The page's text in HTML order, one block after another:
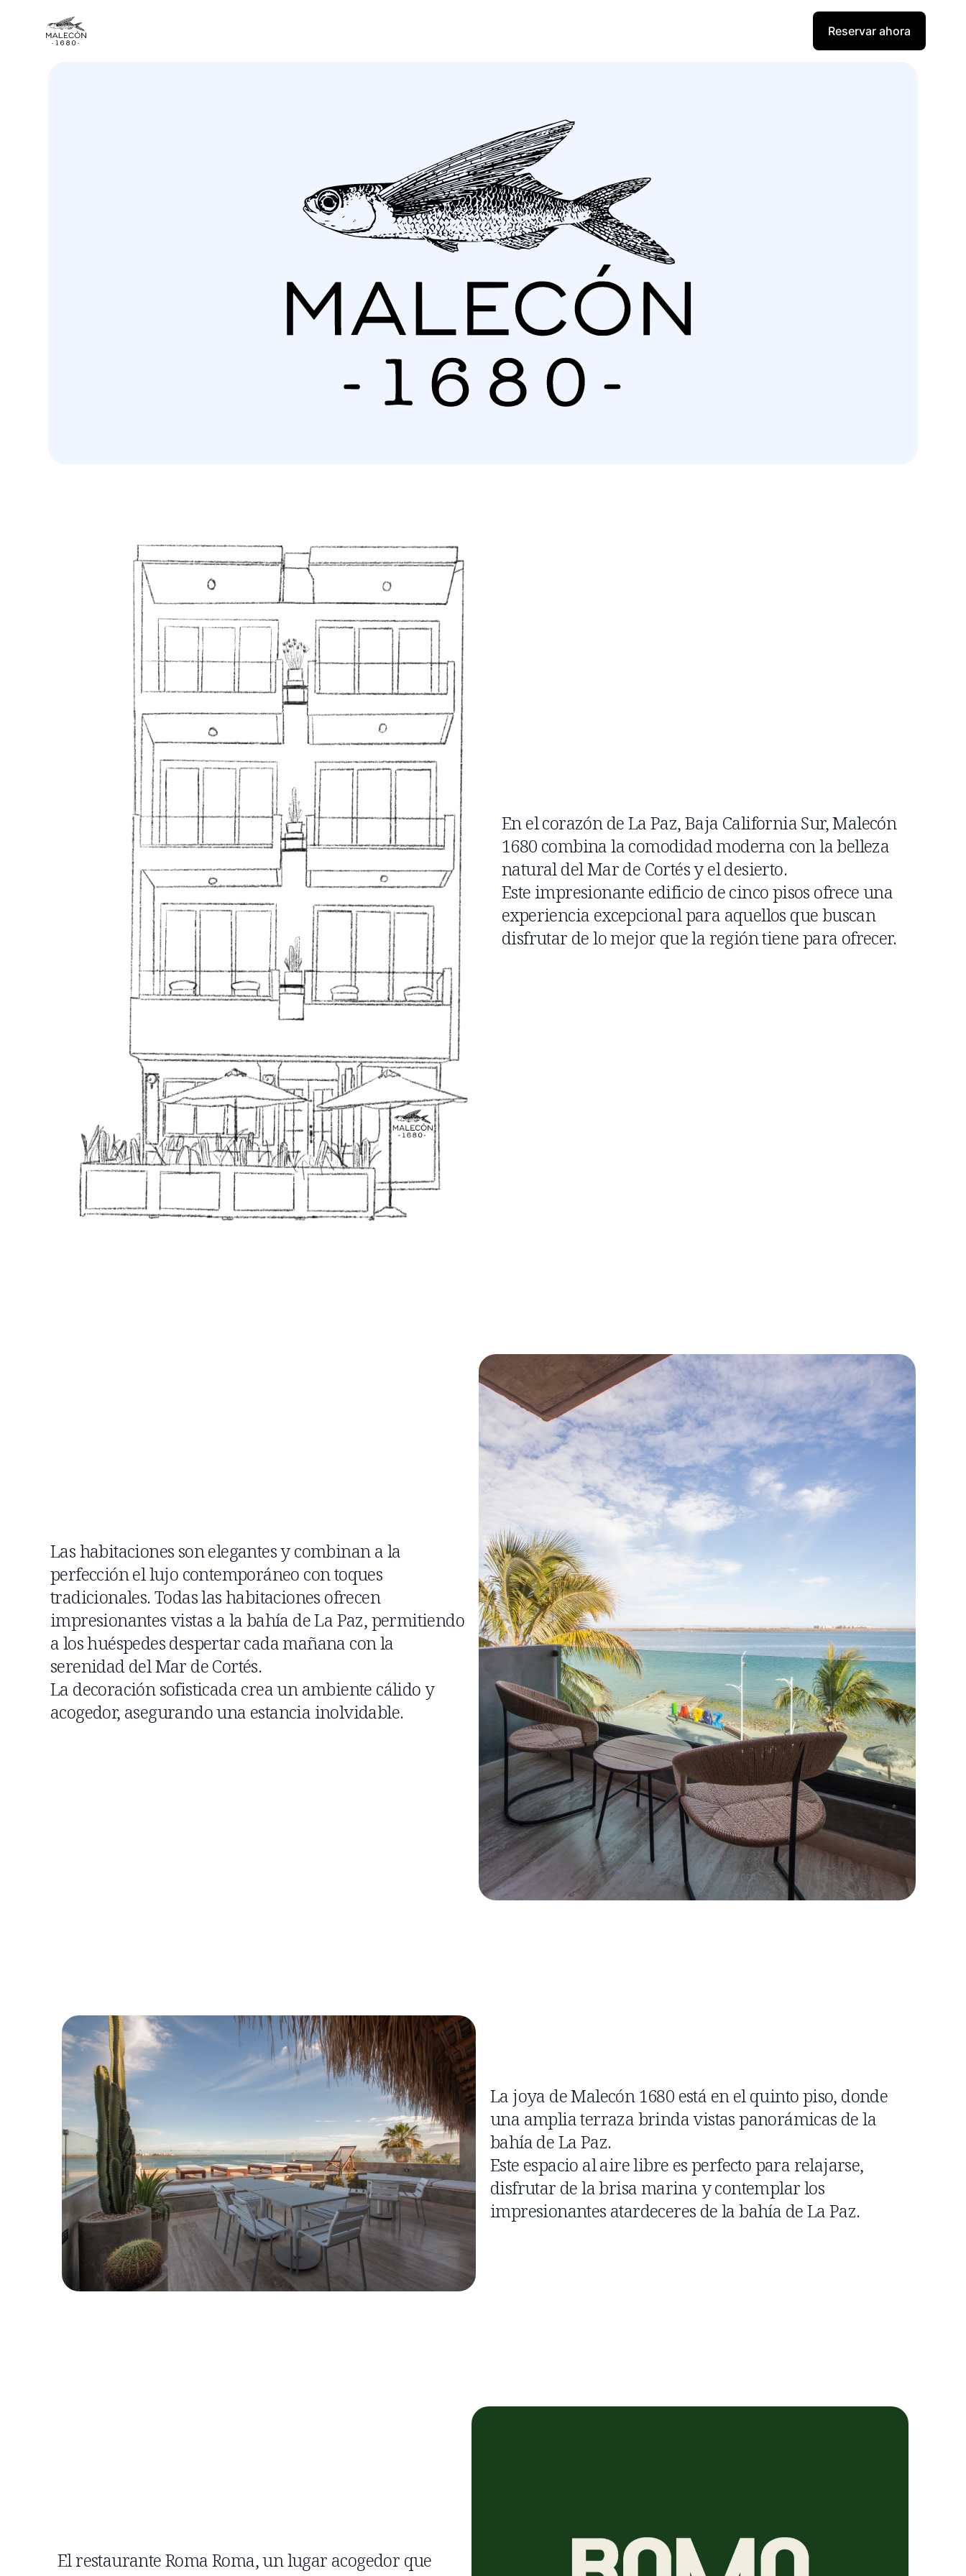
Reservar ahora
En el corazón de La Paz, Baja California Sur, Malecón
1680 combina la comodidad moderna con la belleza
natural del Mar de Cortés y el desierto.
Este impresionante edificio de cinco pisos ofrece una
experiencia excepcional para aquellos que buscan
disfrutar de lo mejor que la región tiene para ofrecer.
Las habitaciones son elegantes y combinan a la
perfección el lujo contemporáneo con toques
tradicionales. Todas las habitaciones ofrecen
impresionantes vistas a la bahía de La Paz, permitiendo
a los huéspedes despertar cada mañana con la
serenidad del Mar de Cortés.
La decoración sofisticada crea un ambiente cálido y
acogedor, asegurando una estancia inolvidable.
La joya de Malecón 1680 está en el quinto piso, donde
una amplia terraza brinda vistas panorámicas de la
bahía de La Paz.
Este espacio al aire libre es perfecto para relajarse,
disfrutar de la brisa marina y contemplar los
impresionantes atardeceres de la bahía de La Paz.
El restaurante Roma Roma, un lugar acogedor que